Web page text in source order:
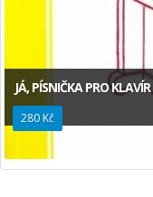
JÁ, PÍSNIČKA PRO
280 Kč